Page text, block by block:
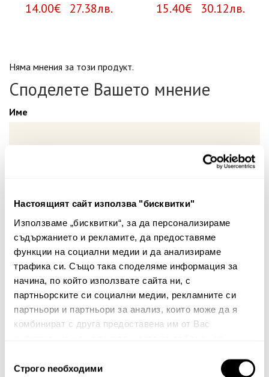
Настоящият сайт използва "бисквитки"
Използваме „бисквитки“, за да персонализираме
съдържанието и рекламите, да предоставяме
функции на социални медии и да анализираме
трафика си. Също така споделяме информация за
начина, по който използвате сайта ни, с
партньорските си социални медии, рекламните си
партньори и партньори за анализ, които може да я
комбинират с друга предоставена им от Вас
наСтрого nеобходими
14.00€ 27.38лв.
15.40€ 30.12лв.
Няма мнения за този продукт.
Споделете Вашето мнение
Име
Забележка: HTML не се поддържа!
Оценка:Най-ниска Най-висока